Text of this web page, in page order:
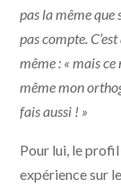
pas la même que
pas compte.
même : « mais ce
même mon
fais aussi ! »
Pour lui, le profil
expérience sur